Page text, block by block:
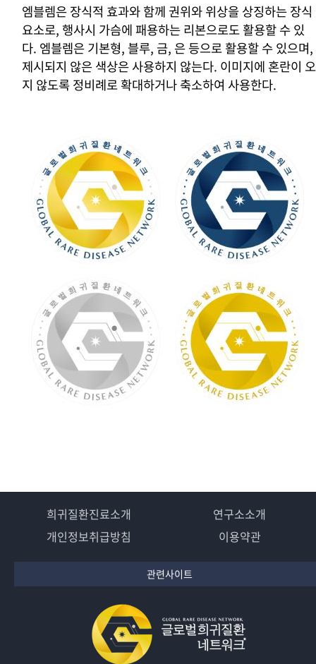
엠블렘은 장식적 효과와 함께 권위와 위상을 상징하는 장식
요소로, 행사시 가슴에 패용하는 리본으로도 활용할 수 있
다. 엠블렘은 기본형, 블루, 금, 은 등으로 활용할 수 있으며,
제시되지 않은 색상은 사용하지 않는다. 이미지에 혼란이 오
지 않도록 정비례로 확대하거나 축소하여 사용한다.
희귀질환진료소개
연구소소개
개인정보취급방침
이용약관
관련사이트